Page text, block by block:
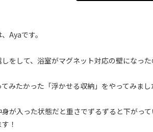
Ayaです。
をして、浴室がマグネット対応の壁になった
みたかった「浮かせる収納」をやってみまし
が入った状態だと重さでずるずると下がっ
！